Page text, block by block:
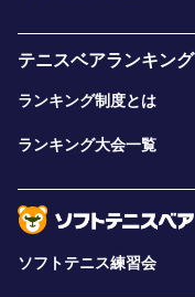
テニスベアランキング
ランキング制度とは
ランキング大会一覧
ソフトテニス練習会